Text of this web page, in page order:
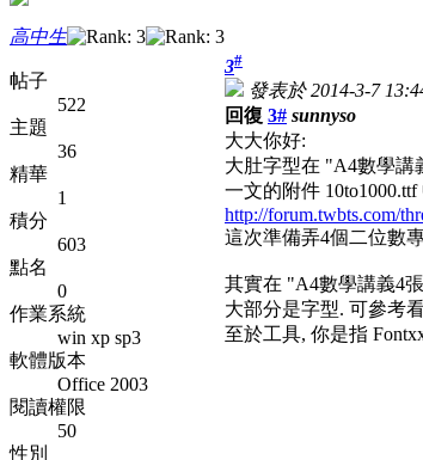
高中生
帖子
522
主題
36
精華
1
積分
603
點名
0
作業系統
win xp sp3
軟體版本
Office 2003
閱讀權限
50
性別
3#
發表於 2014-3-7
回復 3# sunnyso
大大你好:
大肚字型在 "A4數學講
一文的附件
http://forum.twbts.com/
這次準備弄4個二位數
其實在 "A4數學講義4
大部分是字型. 可參考
至於工具, 你是指